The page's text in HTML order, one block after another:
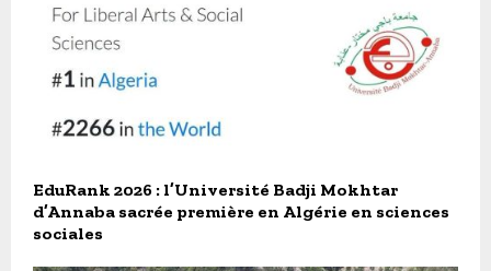
EduRank 2026 : l’Université Badji Mokhtar
d’Annaba sacrée première en Algérie en sciences
sociales